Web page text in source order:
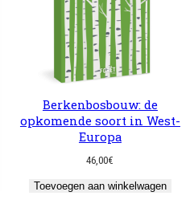
Berkenbosbouw: de
opkomende soort in West-
Europa
46,00€
Toevoegen aan winkelwagen